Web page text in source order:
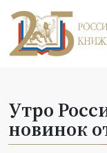
Утро
новинок